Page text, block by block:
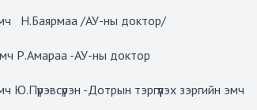
Н.Баярмаа /АУ-ны доктор/
Р.Амараа -АУ-ны доктор
-Дотрын тэргүүлэх зэргийн эмч